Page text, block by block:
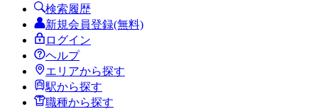
検索履歴
新規会員登録(無料)
ログイン
ヘルプ
エリアから探す
駅から探す
職種から探す